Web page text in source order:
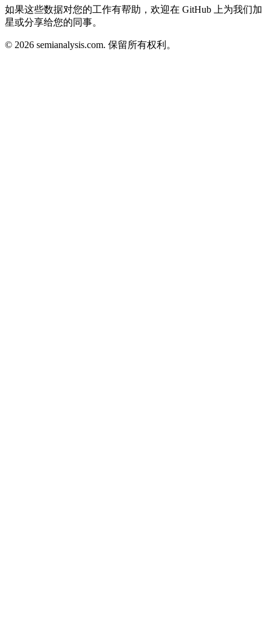
如果这些数据对您的工作有帮助，欢迎在 GitHub 上为我们加
星或分享给您的同事。
© 2026 semianalysis.com. 保留所有权利。